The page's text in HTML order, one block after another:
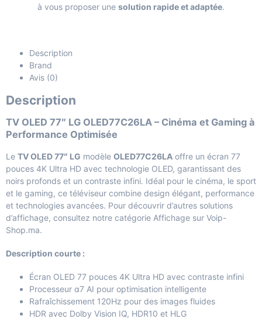
à vous proposer une solution rapide et adaptée.
Description
Brand
Avis (0)
Description
TV OLED 77″ LG OLED77C26LA – Cinéma et Gaming à
Performance Optimisée
Le TV OLED 77″ LG modèle OLED77C26LA offre un écran 77
pouces 4K Ultra HD avec technologie OLED, garantissant des
noirs profonds et un contraste infini. Idéal pour le cinéma, le sport
et le gaming, ce téléviseur combine design élégant, performance
et technologies avancées. Pour découvrir d’autres solutions
d’affichage, consultez notre catégorie Affichage sur Voip-
Shop.ma.
Description courte :
Écran OLED 77 pouces 4K Ultra HD avec contraste infini
Processeur α7 AI pour optimisation intelligente
Rafraîchissement 120Hz pour des images fluides
HDR avec Dolby Vision IQ, HDR10 et HLG